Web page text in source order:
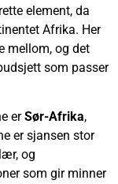
element, da
Afrika. Her
mellom, og det
som passer
erSør-Afrika,
er sjansen stor
og
som gir minner